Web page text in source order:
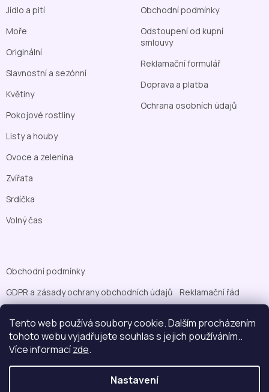
Tento web používá soubory cookie. Dalším procházením
tohoto webu vyjadřujete souhlas s jejich používáním..
Více informacízde.
Nastavení
Jídlo a pití
Moře
Originální
Slavnostní a sezónní
Květiny
Pokojové rostliny
Listy a houby
Ovoce a zelenina
Zvířata
Srdíčka
Volný čas
Obchodní podmínky
Odstoupení od kupní
smlouvy
Reklamační formulář
Doprava a platba
Ochrana osobních údajů
Obchodní podmínky
GDPR a zásady ochrany obchodních údajů
Reklamační řád
Vytvořil Shoptet